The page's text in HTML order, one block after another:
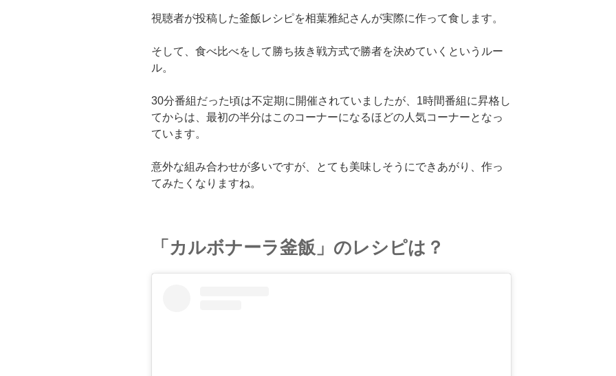
視聴者が投稿した釜飯レシピを相葉雅紀さんが実際に作って食します。
そして、食べ比べをして勝ち抜き戦方式で勝者を決めていくというルー
ル。
30分番組だった頃は不定期に開催されていましたが、1時間番組に昇格し
てからは、最初の半分はこのコーナーになるほどの人気コーナーとなっ
ています。
意外な組み合わせが多いですが、とても美味しそうにできあがり、作っ
てみたくなりますね。
「カルボナーラ釜飯」のレシピは？